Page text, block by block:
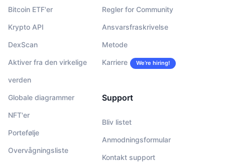
Bitcoin ETF'er
Krypto API
DexScan
Aktiver fra den virkelige
verden
Globale diagrammer
NFT'er
Portefølje
Overvågningsliste
Regler for Community
Ansvarsfraskrivelse
Metode
Karriere We’re hiring!
Support
Bliv listet
Anmodningsformular
Kontakt support